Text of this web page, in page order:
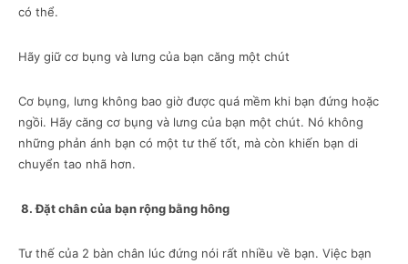
có thể.
Hãy giữ cơ bụng và lưng của bạn căng một chút
Cơ bụng, lưng không bao giờ được quá mềm khi bạn đứng hoặc
ngồi. Hãy căng cơ bụng và lưng của bạn một chút. Nó không
những phản ánh bạn có một tư thế tốt, mà còn khiến bạn di
chuyển tao nhã hơn.
8.Đặt chân của bạn rộng bằng hông
Tư thế của 2 bàn chân lúc đứng nói rất nhiều về bạn. Việc bạn